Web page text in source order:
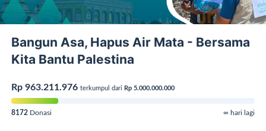
Bangun Asa, Hapus Air Mata - Bersama
Kita Bantu Palestina
Rp 963.211.976 terkumpul dari Rp 5.000.000.000
8172 Donasi ∞ hari lagi